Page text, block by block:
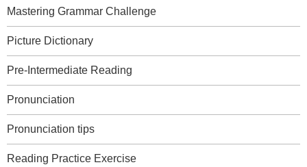
Mastering Grammar Challenge
Picture Dictionary
Pre-Intermediate Reading
Pronunciation
Pronunciation tips
Reading Practice Exercise